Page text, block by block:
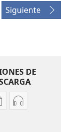
Siguiente
DE
Opciones